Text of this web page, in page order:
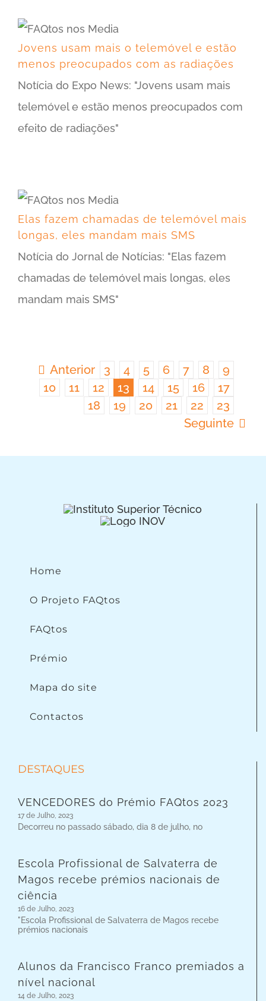
Jovens usam mais o telemóvel e estão
menos preocupados com as radiações
Notícia do Expo News: "Jovens usam mais
telemóvel e estão menos preocupados com
efeito de radiações"
Elas fazem chamadas de telemóvel mais
longas, eles mandam mais SMS
Notícia do Jornal de Notícias: "Elas fazem
chamadas de telemóvel mais longas, eles
mandam mais SMS"
Anterior 3 4 5 6 7 8
9
10
11 12 13 14 15 16
17
18
19 20 21 22
23
Seguinte
Home
O Projeto FAQtos
FAQtos
Prémio
Mapa do site
Contactos
DESTAQUES
VENCEDORES do Prémio FAQtos 2023
17 de Julho, 2023
Decorreu no passado sábado, dia 8 de julho, no
Escola Profissional de Salvaterra de
Magos recebe prémios nacionais de
ciência
16 de Julho, 2023
"Escola Profissional de Salvaterra de Magos recebe
prémios nacionais
Alunos da Francisco Franco premiados a
nível nacional
14 de Julho, 2023